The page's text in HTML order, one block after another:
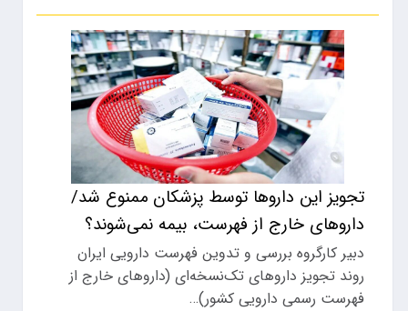
تجویز این داروها توسط پزشکان ممنوع شد/
داروهای خارج از فهرست، بیمه نمی‌شوند؟
دبیر کارگروه بررسی و تدوین فهرست دارویی ایران
روند تجویز داروهای تک‌نسخه‌ای (داروهای خارج از
فهرست رسمی دارویی کشور)…